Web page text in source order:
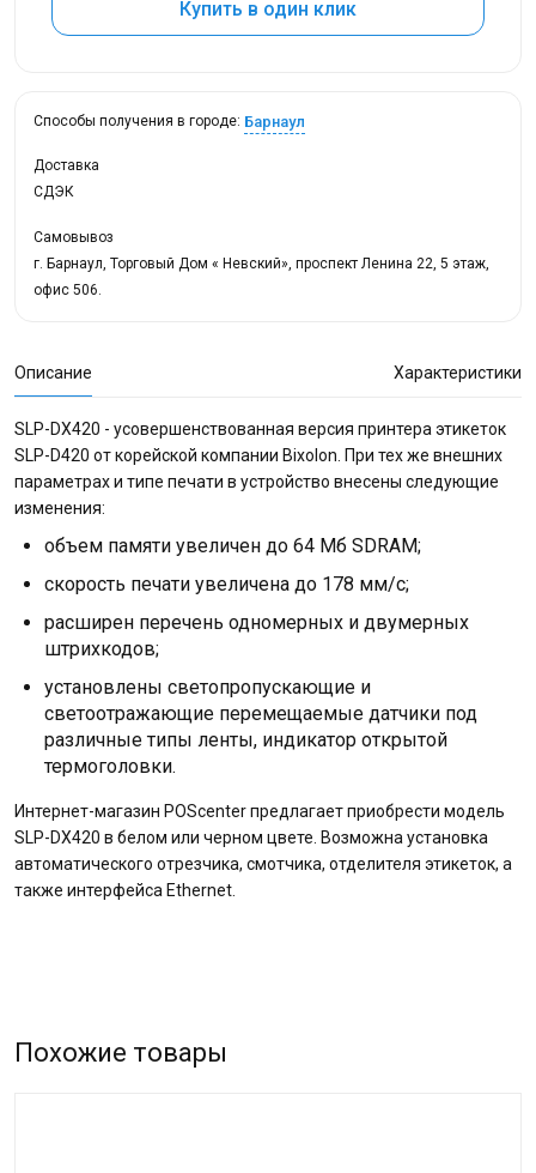
Купить в один клик
Способы получения в городе: Барнаул
Доставка
СДЭК
Самовывоз
г. Барнаул, Торговый Дом « Невский», проспект Ленина 22, 5 этаж,
офис 506.
Описание Характеристики
SLP-DX420 - усовершенствованная версия принтера этикеток
SLP-D420 от корейской компании Bixolon. При тех же внешних
параметрах и типе печати в устройство внесены следующие
изменения:
объем памяти увеличен до 64 Мб SDRAM;
скорость печати увеличена до 178 мм/с;
расширен перечень одномерных и двумерных
штрихкодов;
установлены светопропускающие и
светоотражающие перемещаемые датчики под
различные типы ленты, индикатор открытой
термоголовки.
Интернет-магазин POScenter предлагает приобрести модель
SLP-DX420 в белом или черном цвете. Возможна установка
автоматического отрезчика, смотчика, отделителя этикеток, а
также интерфейса Ethernet.
Похожие товары